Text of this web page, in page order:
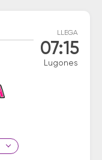
LLEGA
07:15
Lugones